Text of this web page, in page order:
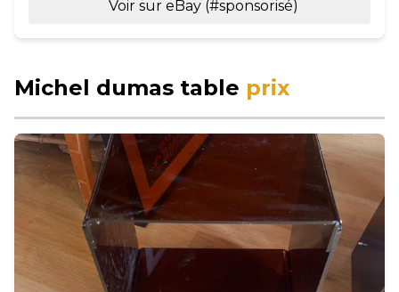
Voir sur eBay (#sponsorisé)
Michel dumas table prix